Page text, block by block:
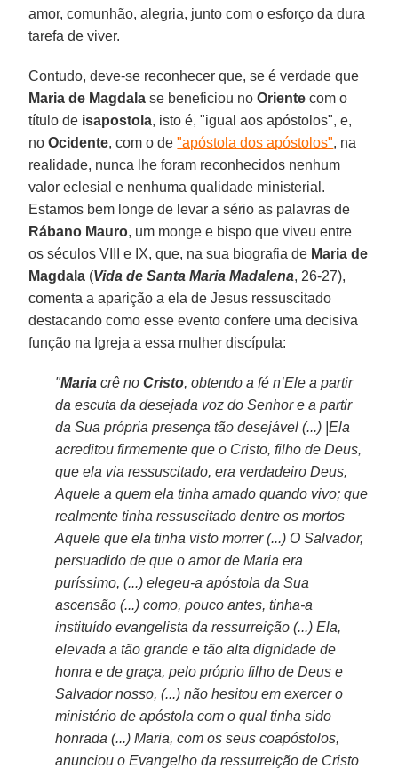
amor, comunhão, alegria, junto com o esforço da dura
tarefa de viver.
Contudo, deve-se reconhecer que, se é verdade que
Maria de Magdala se beneficiou noOriente com o
título de isapostola, isto é, "igual aos apóstolos", e,
noOcidente, com o de"apóstola dos apóstolos", na
realidade, nunca lhe foram reconhecidos nenhum
valor eclesial e nenhuma qualidade ministerial.
Estamos bem longe de levar a sério as palavras de
Rábano Mauro, um monge e bispo que viveu entre
os séculos VIII e IX, que, na sua biografia de Maria de
Magdala (Vida de Santa Maria Madalena, 26-27),
comenta a aparição a ela de Jesus ressuscitado
destacando como esse evento confere uma decisiva
função na Igreja a essa mulher discípula:
"Maria crê noCristo, obtendo a fé n’Ele a partir
da escuta da desejada voz do Senhor e a partir
da Sua própria presença tão desejável (...) |Ela
acreditou firmemente que o Cristo, filho de Deus,
que ela via ressuscitado, era verdadeiro Deus,
Aquele a quem ela tinha amado quando vivo; que
realmente tinha ressuscitado dentre os mortos
Aquele que ela tinha visto morrer (...) O Salvador,
persuadido de que o amor de Maria era
puríssimo, (...) elegeu-a apóstola da Sua
ascensão (...) como, pouco antes, tinha-a
instituído evangelista da ressurreição (...) Ela,
elevada a tão grande e tão alta dignidade de
honra e de graça, pelo próprio filho de Deus e
Salvador nosso, (...) não hesitou em exercer o
ministério de apóstola com o qual tinha sido
honrada (...) Maria, com os seus coapóstolos,
anunciou o Evangelho da ressurreição de Cristo